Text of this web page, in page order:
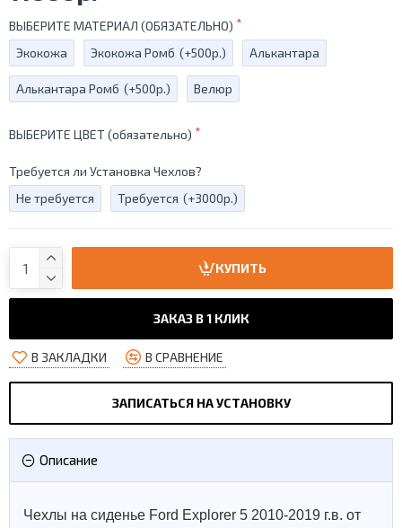
ВЫБЕРИТЕ МАТЕРИАЛ (ОБЯЗАТЕЛЬНО)
Экокожа
Экокожа Ромб (+500р.) Алькантара
Алькантара Ромб (+500р.) Велюр
ВЫБЕРИТЕ ЦВЕТ (обязательно)
Требуется ли Установка Чехлов?
Не требуется
Требуется (+3000р.)
КУПИТЬ
ЗАКАЗ В 1 КЛИК
В ЗАКЛАДКИ В СРАВНЕНИЕ
ЗАПИСАТЬСЯ НА УСТАНОВКУ
Описание
Чехлы на сиденье Ford Explorer 5 2010-2019 г.в. от